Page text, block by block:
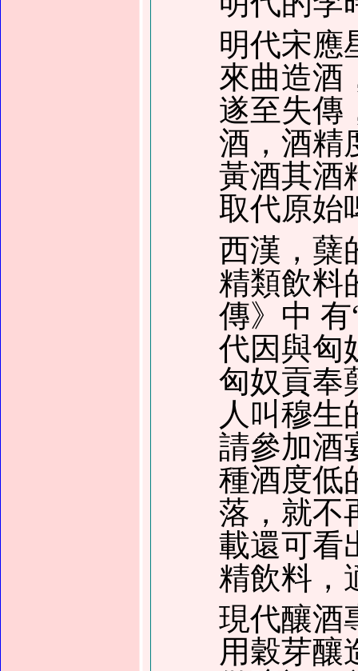
明代宋應
來曲造酒
遂至失傳
酒，酒精
黃酒其酒
取代原始
西漢，蘖
精類飲料
傳》 中 有
代因與匈
匈奴貢奉
人叫穆生
請參加酒
種酒度低
落，就不
載還可看
精飲料，
現代釀酒
用穀芽釀